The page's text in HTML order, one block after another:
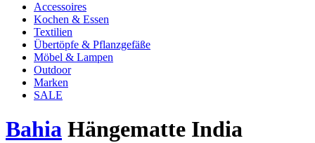
Accessoires
Kochen & Essen
Textilien
Übertöpfe & Pflanzgefäße
Möbel & Lampen
Outdoor
Marken
SALE
Bahia Hängematte India